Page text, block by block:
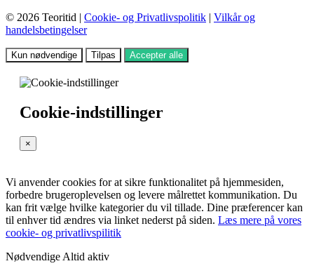
© 2026 Teoritid | Cookie- og Privatlivspolitik | Vilkår og
handelsbetingelser
Kun nødvendige Tilpas Accepter alle
Cookie-indstillinger
×
Vi anvender cookies for at sikre funktionalitet på hjemmesiden,
forbedre brugeroplevelsen og levere målrettet kommunikation. Du
kan frit vælge hvilke kategorier du vil tillade. Dine præferencer kan
til enhver tid ændres via linket nederst på siden. Læs mere på vores
cookie- og privatlivspilitik
Nødvendige Altid aktiv